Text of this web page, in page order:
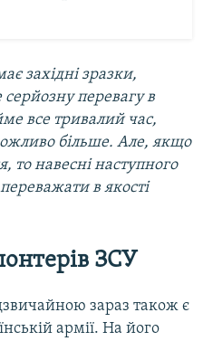
західні зразки,
перевагу в
все тривалий час,
більше. Але, якщо
то навесні наступного
в якості
ЗСУ
зараз також є
армії. На його